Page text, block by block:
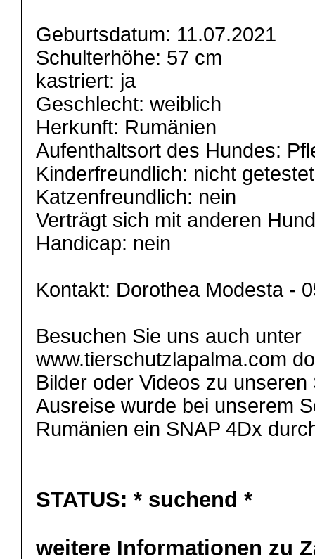
Geburtsdatum: 11.07.2021
Schulterhöhe: 57 cm
kastriert: ja
Geschlecht: weiblich
Herkunft: Rumänien
Aufenthaltsort des Hundes:
Kinderfreundlich: nicht getestet
Katzenfreundlich: nein
Verträgt sich mit anderen
Handicap: nein
Kontakt: Dorothea Modesta -
Besuchen Sie uns auch unter
www.tierschutzlapalma.com
Bilder oder Videos zu unseren
Ausreise wurde bei unserem
Rumänien ein SNAP 4Dx
STATUS: * suchend *
weitere Informationen zu